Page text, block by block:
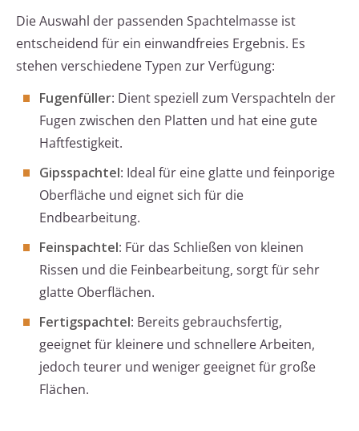
Die Auswahl der passenden Spachtelmasse ist
entscheidend für ein einwandfreies Ergebnis. Es
stehen verschiedene Typen zur Verfügung:
Fugenfüller: Dient speziell zum Verspachteln der
Fugen zwischen den Platten und hat eine gute
Haftfestigkeit.
Gipsspachtel: Ideal für eine glatte und feinporige
Oberfläche und eignet sich für die
Endbearbeitung.
Feinspachtel: Für das Schließen von kleinen
Rissen und die Feinbearbeitung, sorgt für sehr
glatte Oberflächen.
Fertigspachtel: Bereits gebrauchsfertig,
geeignet für kleinere und schnellere Arbeiten,
jedoch teurer und weniger geeignet für große
Flächen.